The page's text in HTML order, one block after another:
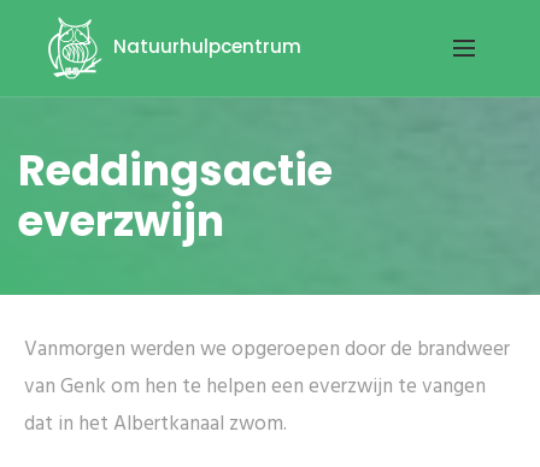
Natuurhulpcentrum
Reddingsactie
everzwijn
Vanmorgen werden we opgeroepen door de brandweer
van Genk om hen te helpen een everzwijn te vangen
dat in het Albertkanaal zwom.